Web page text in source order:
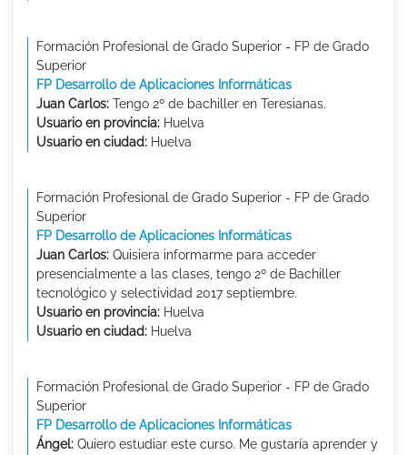
Formación Profesional de Grado Superior - FP de Grado
Superior
FP Desarrollo de Aplicaciones Informáticas
Juan Carlos: Tengo 2º de bachiller en Teresianas.
Usuario en provincia: Huelva
Usuario en ciudad: Huelva
Formación Profesional de Grado Superior - FP de Grado
Superior
FP Desarrollo de Aplicaciones Informáticas
Juan Carlos: Quisiera informarme para acceder
presencialmente a las clases, tengo 2º de Bachiller
tecnológico y selectividad 2017 septiembre.
Usuario en provincia: Huelva
Usuario en ciudad: Huelva
Formación Profesional de Grado Superior - FP de Grado
Superior
FP Desarrollo de Aplicaciones Informáticas
Ángel: Quiero estudiar este curso. Me gustaría aprender y